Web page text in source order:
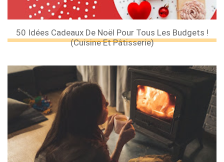
50 Idées Cadeaux De Noël Pour Tous Les Budgets !
(cuisine Et Pâtisserie)